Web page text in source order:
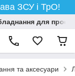
ЗСУ і ТрО!
для
та аксесуари